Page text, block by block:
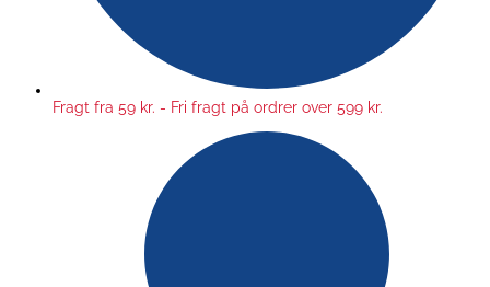
Fragt fra 59 kr. - Fri fragt på ordrer over 599 kr.